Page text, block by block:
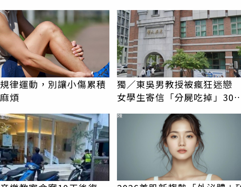
律運動，別讓小傷累積
煩
獨／東吳男教授被瘋狂迷
女學生寄信「分屍吃掉」30
PR